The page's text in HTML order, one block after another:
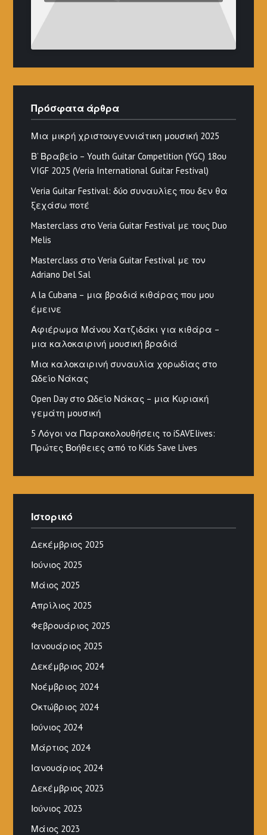
Πρόσφατα άρθρα
Μια μικρή χριστουγεννιάτικη μουσική 2025
Β’ Βραβείο – Youth Guitar Competition (YGC) 18ου
VIGF 2025 (Veria International Guitar Festival)
Veria Guitar Festival: δύο συναυλίες που δεν θα
ξεχάσω ποτέ
Masterclass στο Veria Guitar Festival με τους Duo
Melis
Masterclass στο Veria Guitar Festival με τον
Adriano Del Sal
A la Cubana – μια βραδιά κιθάρας που μου
έμεινε
Αφιέρωμα Μάνου Χατζιδάκι για κιθάρα –
μια καλοκαιρινή μουσική βραδιά
Μια καλοκαιρινή συναυλία χορωδίας στο
Ωδείο Νάκας
Open Day στο Ωδείο Νάκας – μια Κυριακή
γεμάτη μουσική
5 Λόγοι να Παρακολουθήσεις το iSAVElives:
Πρώτες Βοήθειες από το Kids Save Lives
Ιστορικό
Δεκέμβριος 2025
Ιούνιος 2025
Μάιος 2025
Απρίλιος 2025
Φεβρουάριος 2025
Ιανουάριος 2025
Δεκέμβριος 2024
Νοέμβριος 2024
Οκτώβριος 2024
Ιούνιος 2024
Μάρτιος 2024
Ιανουάριος 2024
Δεκέμβριος 2023
Ιούνιος 2023
Μάιος 2023